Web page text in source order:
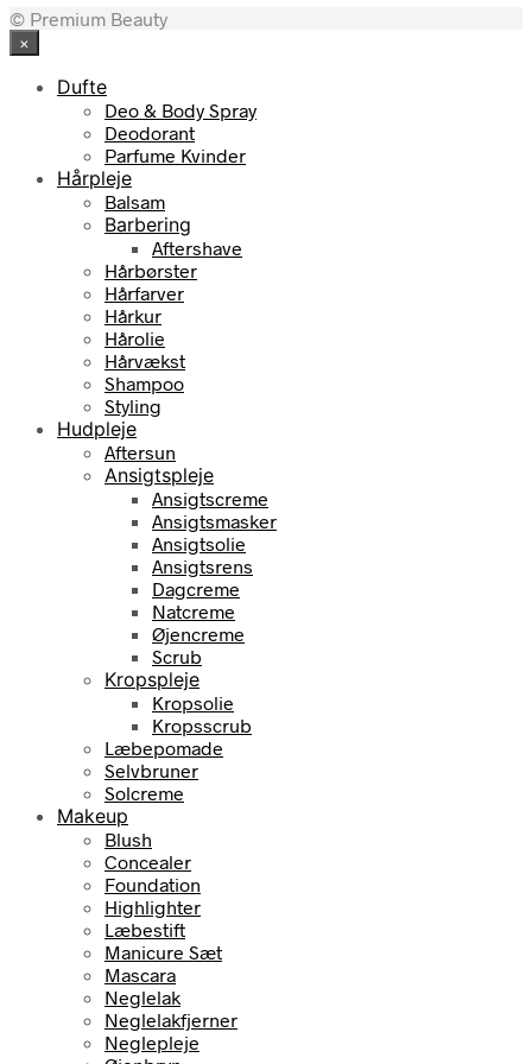
pris
© Premium Beauty
×
Dufte
Deo & Body Spray
Deodorant
Parfume Kvinder
Hårpleje
Balsam
Barbering
Aftershave
Hårbørster
Hårfarver
Hårkur
Hårolie
Hårvækst
Shampoo
Styling
Hudpleje
Aftersun
Ansigtspleje
Ansigtscreme
Ansigtsmasker
Ansigtsolie
Ansigtsrens
Dagcreme
Natcreme
Øjencreme
Scrub
Kropspleje
Kropsolie
Kropsscrub
Læbepomade
Selvbruner
Solcreme
Makeup
Blush
Concealer
Foundation
Highlighter
Læbestift
Manicure Sæt
Mascara
Neglelak
Neglelakfjerner
Neglepleje